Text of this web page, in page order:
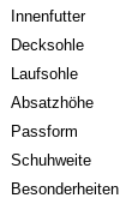
Innenfutter
Decksohle
Laufsohle
Absatzhöhe
Passform
Schuhweite
Besonderheiten